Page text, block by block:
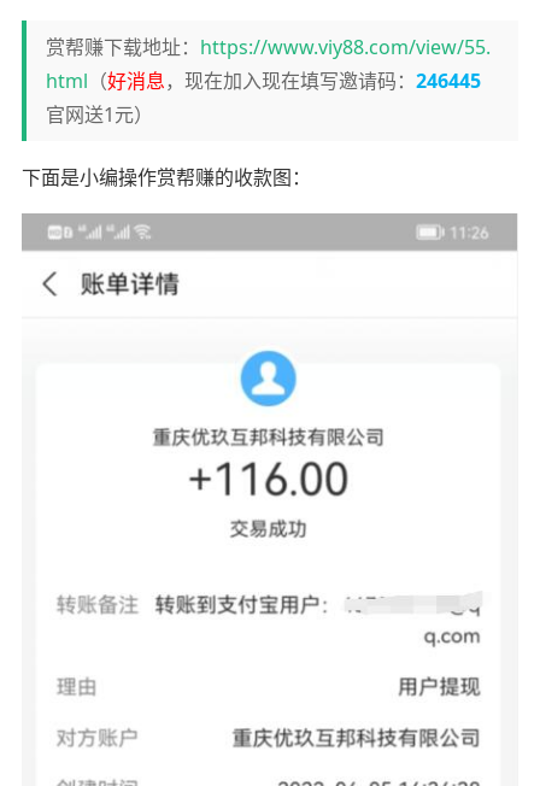
赏帮赚下载地址： https://www.viy88.com/view/55.
html （好消息，现在加入现在填写邀请码： 246445
官网送1元）
下面是小编操作赏帮赚的收款图：